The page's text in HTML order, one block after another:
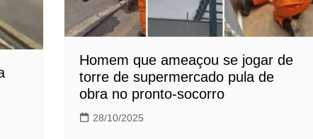
Homem que ameaçou se jogar de
torre de supermercado pula de
obra no pronto-socorro
28/10/2025